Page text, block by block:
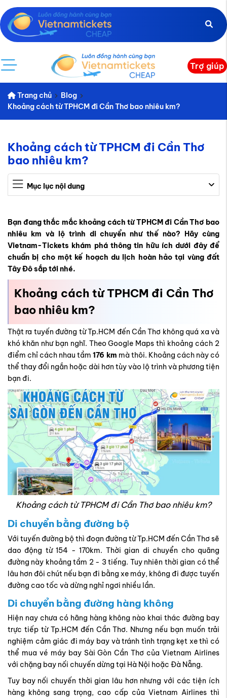
Trợ giúp
Trang chủ
Blog
Khoảng cách từ TPHCM đi Cần Thơ bao nhiêu km?
Khoảng cách từ TPHCM đi Cần Thơ
bao nhiêu km?
Mục lục nội dung
Bạn đang thắc mắc khoảng cáchtừ TPHCM đi Cần Thơ bao
nhiêu km và lộ trình di chuyển như thế nào? Hãy cùng
Vietnam-Tickets khám phá thông tin hữu ích dưới đây để
chuẩn bị cho một kế hoạch du lịch hoàn hảo tại vùng đất
Tây Đô sắp tới nhé.
Khoảng cách từ TPHCM đi Cần Thơ
bao nhiêu km?
Thật ra tuyến đường từ Tp.HCM đến Cần Thơ không quá xa và
khó khăn như bạn nghĩ. Theo Google Maps thì khoảng cách 2
điểm chỉ cách nhau tầm176 km mà thôi. Khoảng cách này có
thể thay đổi ngắn hoặc dài hơn tùy vào lộ trình và phương tiện
bạn đi.
Khoảng cách từ TPHCM đi Cần Thơ bao nhiêu km?
Di chuyển bằng đường bộ
Với tuyến đường bộ thì đoạn đường từ Tp.HCM đến Cần Thơ sẽ
dao động từ 154 - 170km. Thời gian di chuyển cho quãng
đường này khoảng tầm 2 - 3 tiếng. Tuy nhiên thời gian có thể
lâu hơn đôi chút nếu bạn đi bằng xe máy, không đi được tuyến
đường cao tốc và dừng nghỉ ngơi nhiều lần.
Di chuyển bằng đường hàng không
Hiện nay chưa có hãng hàng không nào khai thác đường bay
trực tiếp từ Tp.HCM đến Cần Thơ. Nhưng nếu bạn muốn trải
nghiệm cảm giác đi máy bay và tránh tình trạng kẹt xe thì có
thể mua vé máy bay Sài Gòn Cần Thơ của Vietnam Airlines
với chặng bay nối chuyến dừng tại Hà Nội hoặc Đà Nẵng.
Tuy bay nối chuyến thời gian lâu hơn nhưng với các tiện ích
hàng không sang trọng, cao cấp của Vietnam Airlines thì